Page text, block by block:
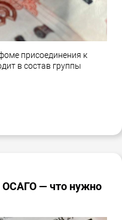
присоединения к
в состав группы
ОСАГО — что нужно